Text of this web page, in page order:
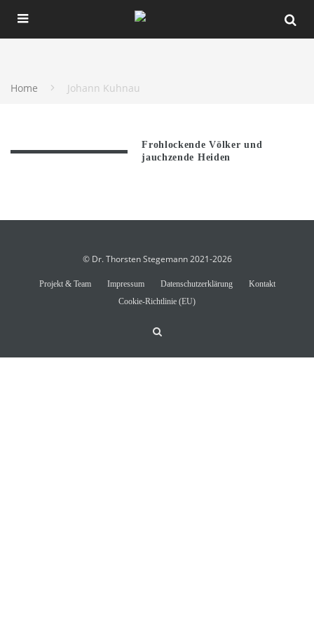
Home Johann Kuhnau
Frohlockende Völker und
jauchzende Heiden
© Dr. Thorsten Stegemann 2021-2026
Projekt & Team Impressum Datenschutzerklärung
Kontakt
Cookie-Richtlinie (EU)